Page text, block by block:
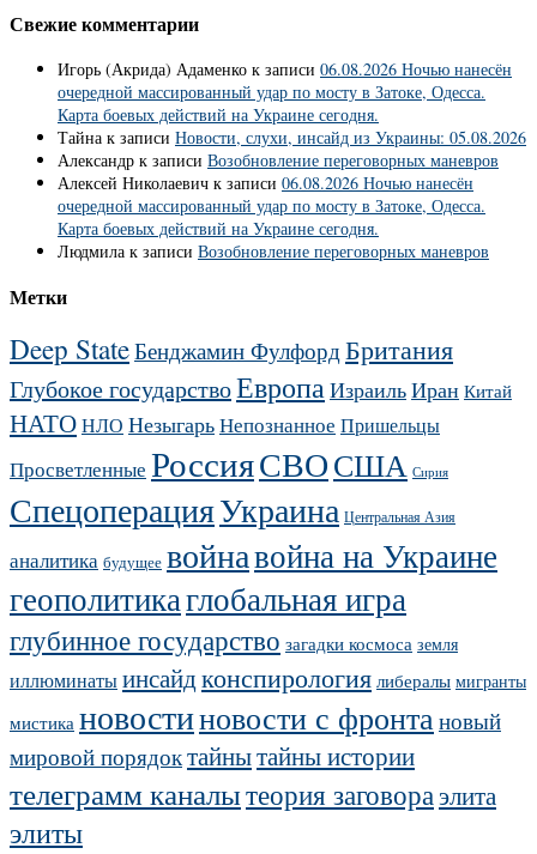
Свежие комментарии
Игорь (Акрида) Адаменко к записи 06.08.2026 Ночью нанесён
очередной массированный удар по мосту в Затоке, Одесса.
Карта боевых действий на Украине сегодня.
Тайна к записи Новости, слухи, инсайд из Украины: 05.08.2026
Александр к записи Возобновление переговорных маневров
Алексей Николаевич к записи 06.08.2026 Ночью нанесён
очередной массированный удар по мосту в Затоке, Одесса.
Карта боевых действий на Украине сегодня.
Людмила к записи Возобновление переговорных маневров
Метки
Deep StateБенджамин ФулфордБритания
Глубокое государствоЕвропаИзраильИран Китай
НАТОНЛО НезыгарьНепознанное Пришельцы
Просветленные РоссияСВОСША Сирия
СпецоперацияУкраина Центральная Азия
аналитика будущее войнавойна на Украине
геополитикаглобальная игра
глубинное государство загадки космоса земля
иллюминатыинсайдконспирология либералы мигранты
мистика новостиновости с фронтановый
мировой порядоктайнытайны истории
телеграмм каналытеория заговораэлита
элиты